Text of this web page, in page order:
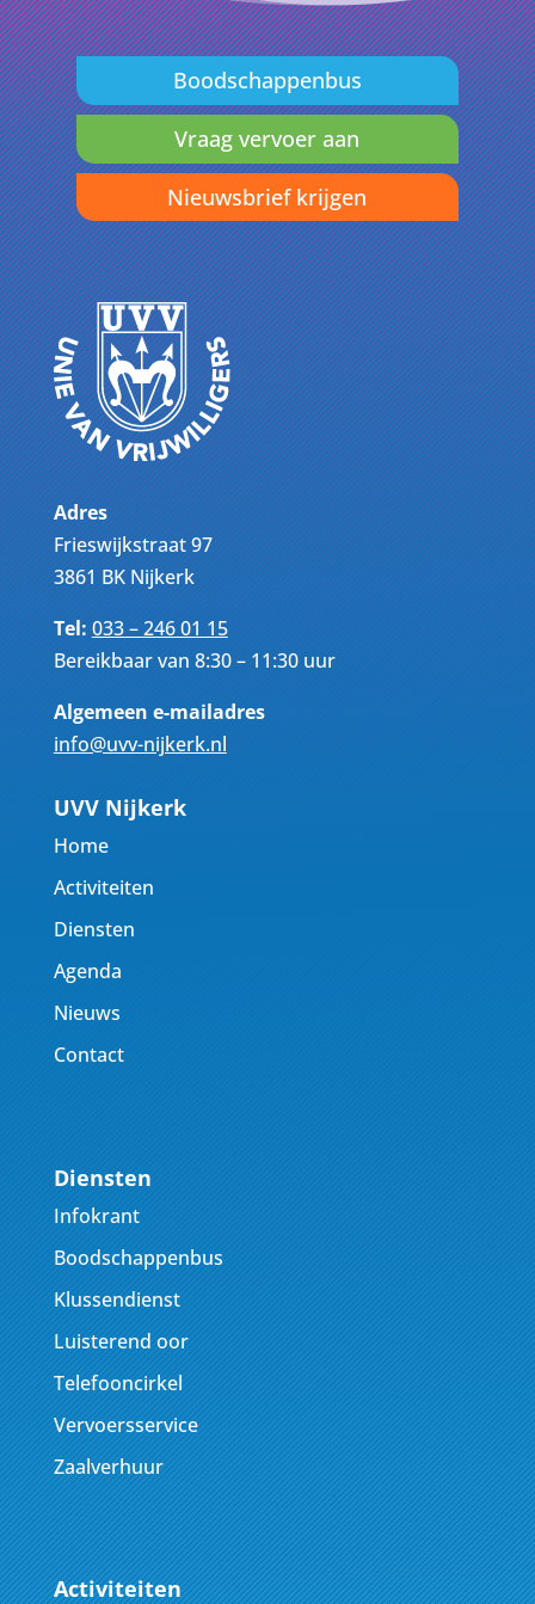
Boodschappenbus
Vraag vervoer aan
Nieuwsbrief krijgen
Adres
Frieswijkstraat 97
3861 BK Nijkerk
Tel:033 – 246 01 15
Bereikbaar van 8:30 – 11:30 uur
Algemeen e-mailadres
info@uvv-nijkerk.nl
UVV Nijkerk
Home
Activiteiten
Diensten
Agenda
Nieuws
Contact
Diensten
Infokrant
Boodschappenbus
Klussendienst
Luisterend oor
Telefooncirkel
Vervoersservice
Zaalverhuur
Activiteiten